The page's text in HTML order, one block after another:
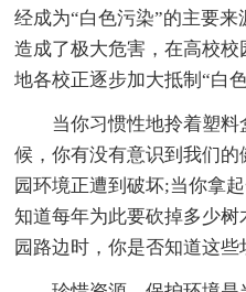
经成为“白色污染”的主要
造成了极大危害，在高校
地各校正逐步加大抵制“白
当你习惯性地拎着塑
候，你有没有意识到我们
园环境正遭到破坏;当你拿
知道每年为此要砍掉多少
园路边时，你是否知道这